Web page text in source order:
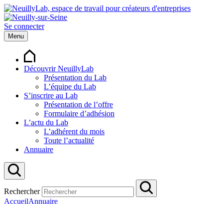
Se connecter
Menu
Découvrir NeuillyLab
Présentation du Lab
L’équipe du Lab
S’inscrire au Lab
Présentation de l’offre
Formulaire d’adhésion
L’actu du Lab
L’adhérent du mois
Toute l’actualité
Annuaire
Rechercher
AccueilAnnuaire